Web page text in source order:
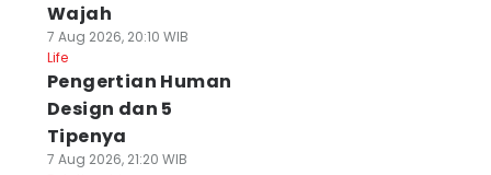
Wajah
7 Aug 2026, 20:10 WIB
Life
Pengertian Human
Design dan 5
Tipenya
7 Aug 2026, 21:20 WIB